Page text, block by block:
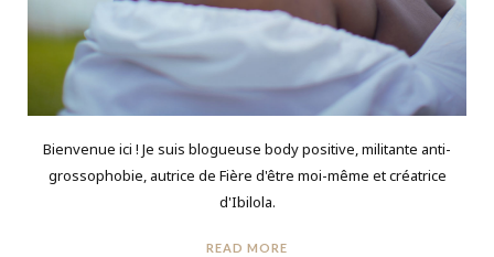
Bienvenue ici ! Je suis blogueuse body positive, militante anti-
grossophobie, autrice de Fière d'être moi-même et créatrice
d'Ibilola.
READ MORE